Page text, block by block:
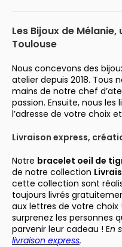
Les Bijoux de
Toulouse
Nous concevons des
atelier depuis 2018. Tous
mains de notre chef
passion. Ensuite, nous
l’adresse de votre choix
Livraison express,
Notre bracelet oeil de
de notre collection
cette collection sont
toujours livrés
aux lettres de votre choix
surprenez les personnes
parvenir leur cadeau ! En
livraison express.